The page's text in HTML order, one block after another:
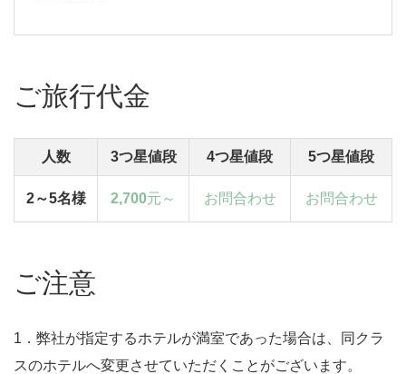
ご旅行代金
人数 3つ星値段 4つ星値段 5つ星値段
2～5名様 2,700元～ お問合わせ お問合わせ
ご注意
1．弊社が指定するホテルが満室であった場合は、同クラ
スのホテルへ変更させていただくことがございます。